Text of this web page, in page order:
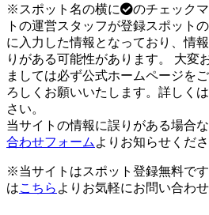
※スポット名の横に
のチェック
トの運営スタッフが登録スポット
に入力した情報となっており、情
りがある可能性があります。 大変
ましては必ず公式ホームページを
ろしくお願いいたします。詳しくは
さい。
当サイトの情報に誤りがある場合
合わせフォーム よりお知らせくださ
※当サイトはスポット登録無料で
はこちら よりお気軽にお問い合わせ